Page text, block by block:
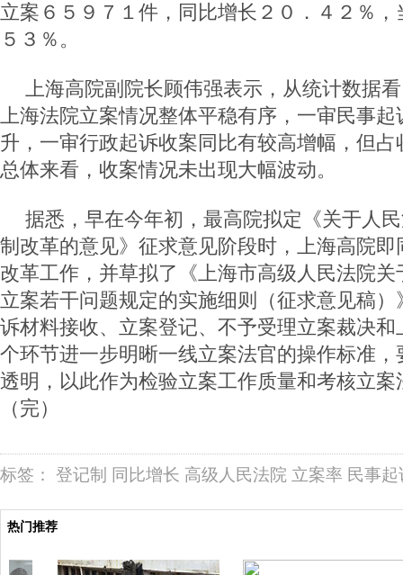
立案６５９７１件，同比增长２０．４２％
５３％。
上海高院副院长顾伟强表示，从统计数据
上海法院立案情况整体平稳有序，一审民事
升，一审行政起诉收案同比有较高增幅，但
总体来看，收案情况未出现大幅波动。
据悉，早在今年初，最高院拟定《关于人
制改革的意见》征求意见阶段时，上海高院
改革工作，并草拟了《上海市高级人民法院
立案若干问题规定的实施细则（征求意见稿
诉材料接收、立案登记、不予受理立案裁决
个环节进一步明晰一线立案法官的操作标准
透明，以此作为检验立案工作质量和考核立
（完）
标签： 登记制 同比增长 高级人民法院 立案率 民事起
热门推荐